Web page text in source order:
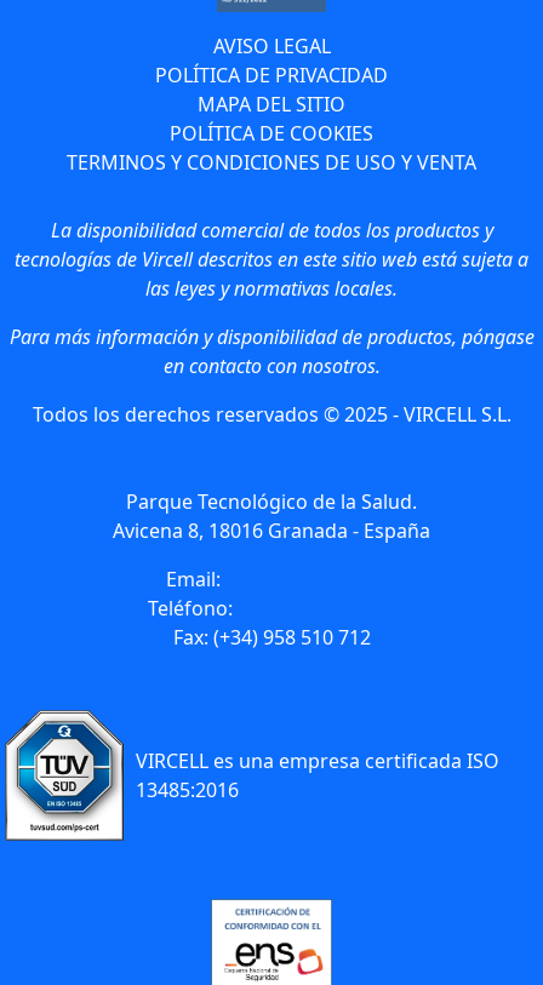
AVISO LEGAL
POLÍTICA DE PRIVACIDAD
MAPA DEL SITIO
POLÍTICA DE COOKIES
TERMINOS Y CONDICIONES DE USO Y VENTA
La disponibilidad comercial de todos los productos y
tecnologías de Vircell descritos en este sitio web está sujeta a
las leyes y normativas locales.
Para más información y disponibilidad de productos, póngase
en contacto con nosotros.
Todos los derechos reservados © 2025 - VIRCELL S.L.
Parque Tecnológico de la Salud.
Avicena 8, 18016 Granada - España
Email:
Teléfono:
Fax: (+34) 958 510 712
VIRCELL es una empresa certificada ISO
13485:2016